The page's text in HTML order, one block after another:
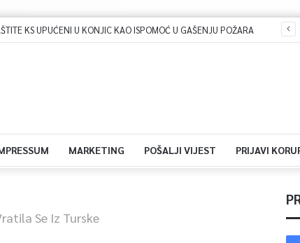
KS UPUĆENI U KONJIC KAO ISPOMOĆ U GAŠENJU POŽARA
MARKETING POŠALJI VIJEST PRIJAVI
Se Iz Turske